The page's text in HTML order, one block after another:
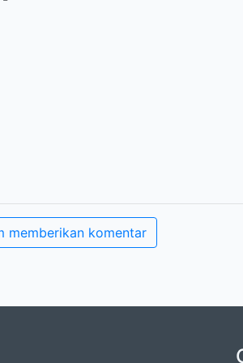
memberikan komentar